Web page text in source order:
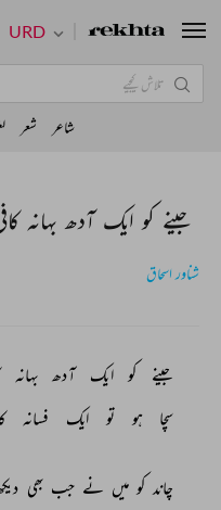
جینے کو ایک آدھ بہانہ
شناور اسحاق
جینے کو ایک آدھ بہانہ
سچا
ہو تو ایک فسانہ
چاند کو میں نے جب بھی
URD
شاعر شعر